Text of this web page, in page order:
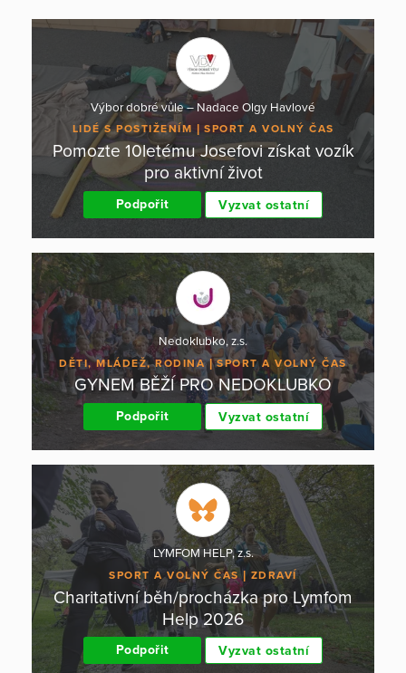
Výbor dobré vůle – Nadace Olgy Havlové
LIDÉ S POSTIŽENÍM SPORT A VOLNÝ ČAS
Pomozte 10letému Josefovi získat vozík
pro aktivní život
Podpořit Vyzvat ostatní
Nedoklubko, z.s.
DĚTI, MLÁDEŽ, RODINA SPORT A VOLNÝ ČAS
GYNEM BĚŽÍ PRO NEDOKLUBKO
Podpořit Vyzvat ostatní
LYMFOM HELP, z.s.
SPORT A VOLNÝ ČAS ZDRAVÍ
Charitativní běh/procházka pro Lymfom
Help 2026
Podpořit Vyzvat ostatní